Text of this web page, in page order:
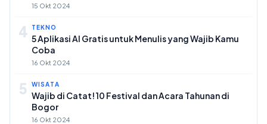
15 Okt 2024
4 TEKNO
5 Aplikasi AI Gratis untuk Menulis yang Wajib Kamu
Coba
16 Okt 2024
5 WISATA
Wajib di Catat! 10 Festival dan Acara Tahunan di
Bogor
16 Okt 2024